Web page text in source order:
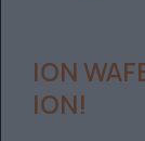
ΙΟΝ
ΙΟΝ!